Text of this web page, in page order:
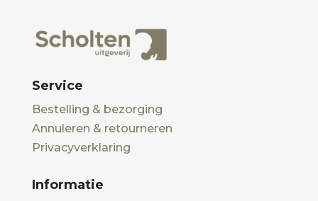
Service
Bestelling & bezorging
Annuleren & retourneren
Privacyverklaring
Informatie